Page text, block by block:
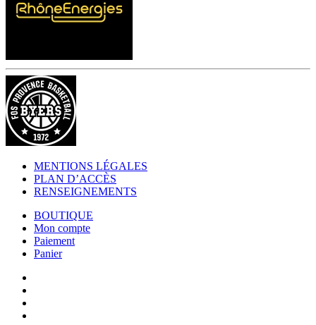
MENTIONS LÉGALES
PLAN D’ACCÈS
RENSEIGNEMENTS
BOUTIQUE
Mon compte
Paiement
Panier